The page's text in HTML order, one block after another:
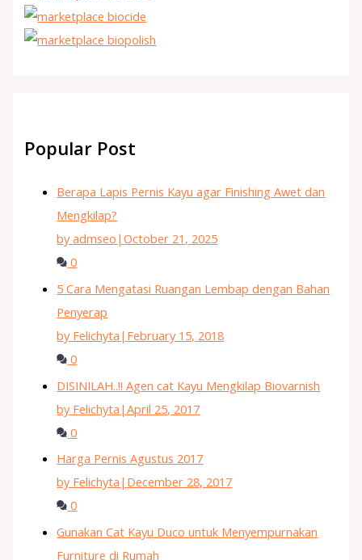
Popular Post
Berapa Lapis Pernis Kayu agar Finishing Awet dan
Mengkilap?
by admseo |October 21, 2025
0
5 Cara Mengatasi Ruangan Lembap dengan Bahan
Penyerap
by Felichyta | February 15, 2018
0
DISINILAH..!! Agen cat Kayu Mengkilap Biovarnish
by Felichyta |April 25, 2017
0
Harga Pernis Agustus 2017
by Felichyta | December 28, 2017
0
Gunakan Cat Kayu Duco untuk Menyempurnakan
Furniture di Rumah